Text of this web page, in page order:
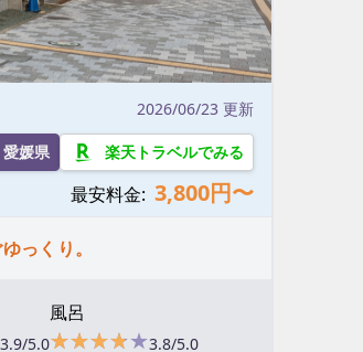
2026/06/23 更新
愛媛県 楽天トラベルでみる
最安料金: 3,800円〜
っくり。
3.9/5.0
風呂
★★★★★
★★★★★3.8/5.0